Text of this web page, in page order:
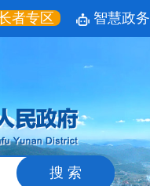
者专区 智慧政务
搜 索